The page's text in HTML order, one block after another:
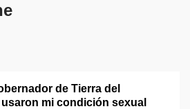
de Tierra del
mi condición sexual